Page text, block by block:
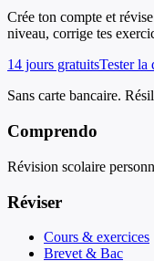
Crée ton compte et
niveau, corrige tes
14 jours gratuitsTester
Sans carte bancaire.
Comprendo
Révision scolaire
Réviser
Cours & exercices
Brevet & Bac